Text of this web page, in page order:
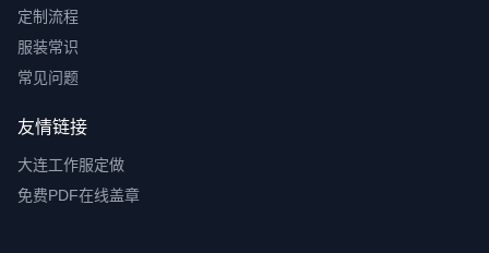
定制流程
服装常识
常见问题
友情链接
大连工作服定做
免费PDF在线盖章